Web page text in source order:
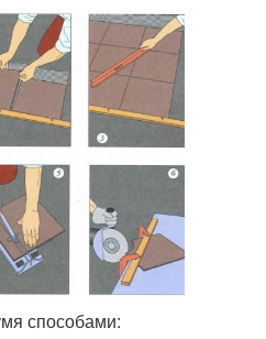
способами: